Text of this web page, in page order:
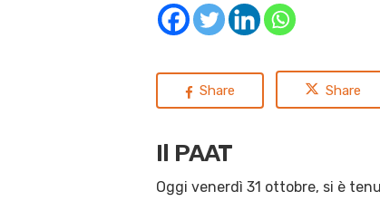
Share Share
Il PAAT
Oggi venerdì 31 ottobre, si è